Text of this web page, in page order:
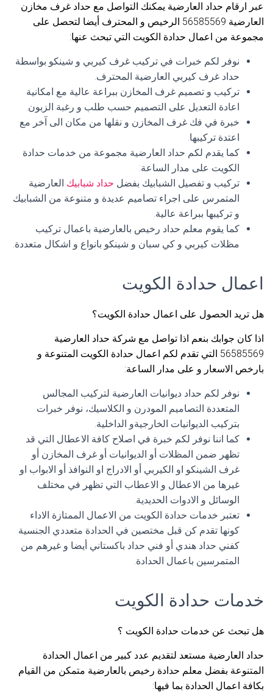
عبر ارقام حداد العارضية يمكنك التواصل مع حداد غرف مخازن
العارضية 56585569 الرخيص و المحترف أيضا لتحصل على
مجموعة من اعمال حدادة الكويت التي تبحث عنها:
نوفر لكم خبرات في تركيب غرف كيربي و شينكو بواسطة
حداد غرف كيربي العارضية المحترف.
تركيب و تصميم غرف المخازن ببراعة عالية مع امكانية
اعادة التعديل على التصميم حسب طلب و رغبة الزبون.
خبرة في فك غرف المخازن و نقلها من مكان الى آخر مع
اعتدة تركيبها.
كما يقدم لكم حداد العارضية مجموعة من خدمات حدادة
الكويت على مدار الساعة:
تركيب و تفصيل الشبابيك بفضل حداد شبابيك العارضية
المتمرس على اجراء تصاميم عديدة و متنوعة من الشبابيك
و تركيبها ببراعة عالية.
كما يقوم معلم حداد رخيص بالعارضية باعمال تركيب
مظلات كيربي و كي سبان و شينكو بانواع و اشكال متعددة.
اعمال حدادة الكويت
هل تريد الحصول على اعمال حدادة الكويت؟
اذا كان جوابك بنعم اذا تواصل مع شركة حداد العارضية
56585569 التي تقدم لكم اعمال حدادة الكويت المتنوعة و
بارخص الاسعار و على مدار الساعة:
نوفر لكم حداد ديوانيات العارضية لتركيب المجالس
المتعددة التصاميم المودرن و الكلاسيك، نوفر خبرات
بتركيب الديوانيات الخارجيةو الداخلية.
كما اننا نوفر لكم خبرة في اصلاح كافة الاعطال التي قد
تظهر ضمن المظلات أو الديوانيات أو غرف المخازن أو
غرف الشينكو او الكيربي أو الادراج او النوافذ أو الابواب او
غيرها من الاعطال و الاعطاب التي تظهر في مختلف
الوسائل و الادوات الحديدية.
تعتبر خدمات حدادة الكويت من الاعمال الممتازة الاداء
كونها تقدم كن قبل مختصين في الحدادة متعددي الجنسية
كفني حداد هندي أو فني حداد باكستاني أيضا و غيرهم من
المتمرسين باعمال الحدادة.
خدمات حدادة الكويت
هل تبحث عن خدمات حدادة الكويت ؟
حداد العارضية مستعد لتقديم عدد كبير من اعمال الحدادة
المتنوعة بفضل معلم حدادة رخيص بالعارضية متمكن من القيام
بكافة اعمال الحدادة بما فيها: